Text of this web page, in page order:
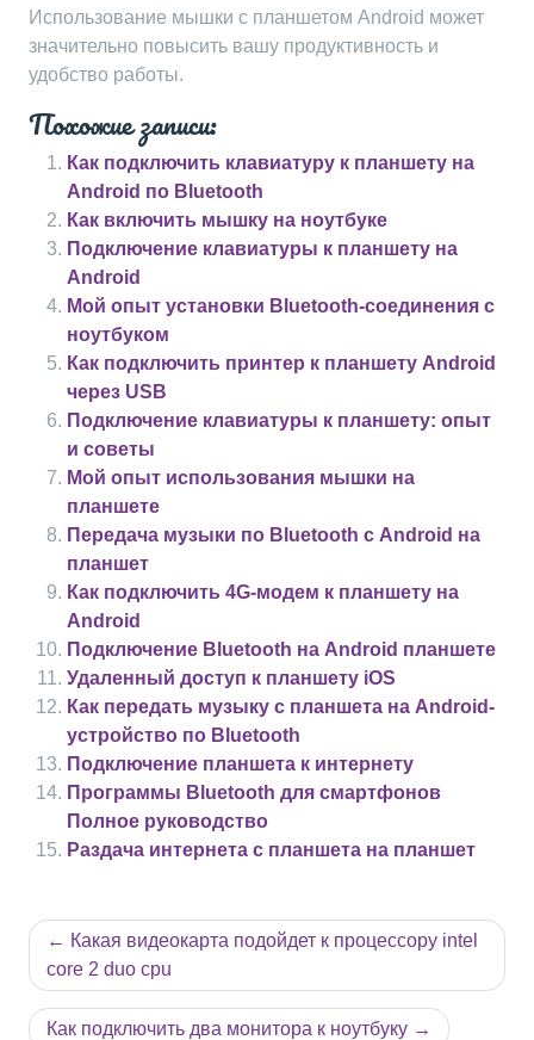
Использование мышки с планшетом Android может
значительно повысить вашу продуктивность и
удобство работы.
Похожие записи:
Как подключить клавиатуру к планшету на
Android по Bluetooth
Как включить мышку на ноутбуке
Подключение клавиатуры к планшету на
Android
Мой опыт установки Bluetooth-соединения с
ноутбуком
Как подключить принтер к планшету Android
через USB
Подключение клавиатуры к планшету: опыт
и советы
Мой опыт использования мышки на
планшете
Передача музыки по Bluetooth с Android на
планшет
Как подключить 4G-модем к планшету на
Android
Подключение Bluetooth на Android планшете
Удаленный доступ к планшету iOS
Как передать музыку с планшета на Android-
устройство по Bluetooth
Подключение планшета к интернету
Программы Bluetooth для смартфонов
Полное руководство
Раздача интернета с планшета на планшет
Навигация
по
записям
Какая видеокарта подойдет к процессору intel
core 2 duo cpu
Как подключить два монитора к ноутбуку